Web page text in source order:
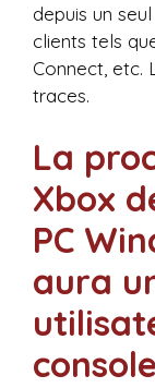
depuis un
clients tels
Connect, etc.
traces.
La
Xbox
PC
aura
console